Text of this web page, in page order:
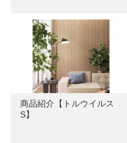
商品紹介【トルウイルス
S】